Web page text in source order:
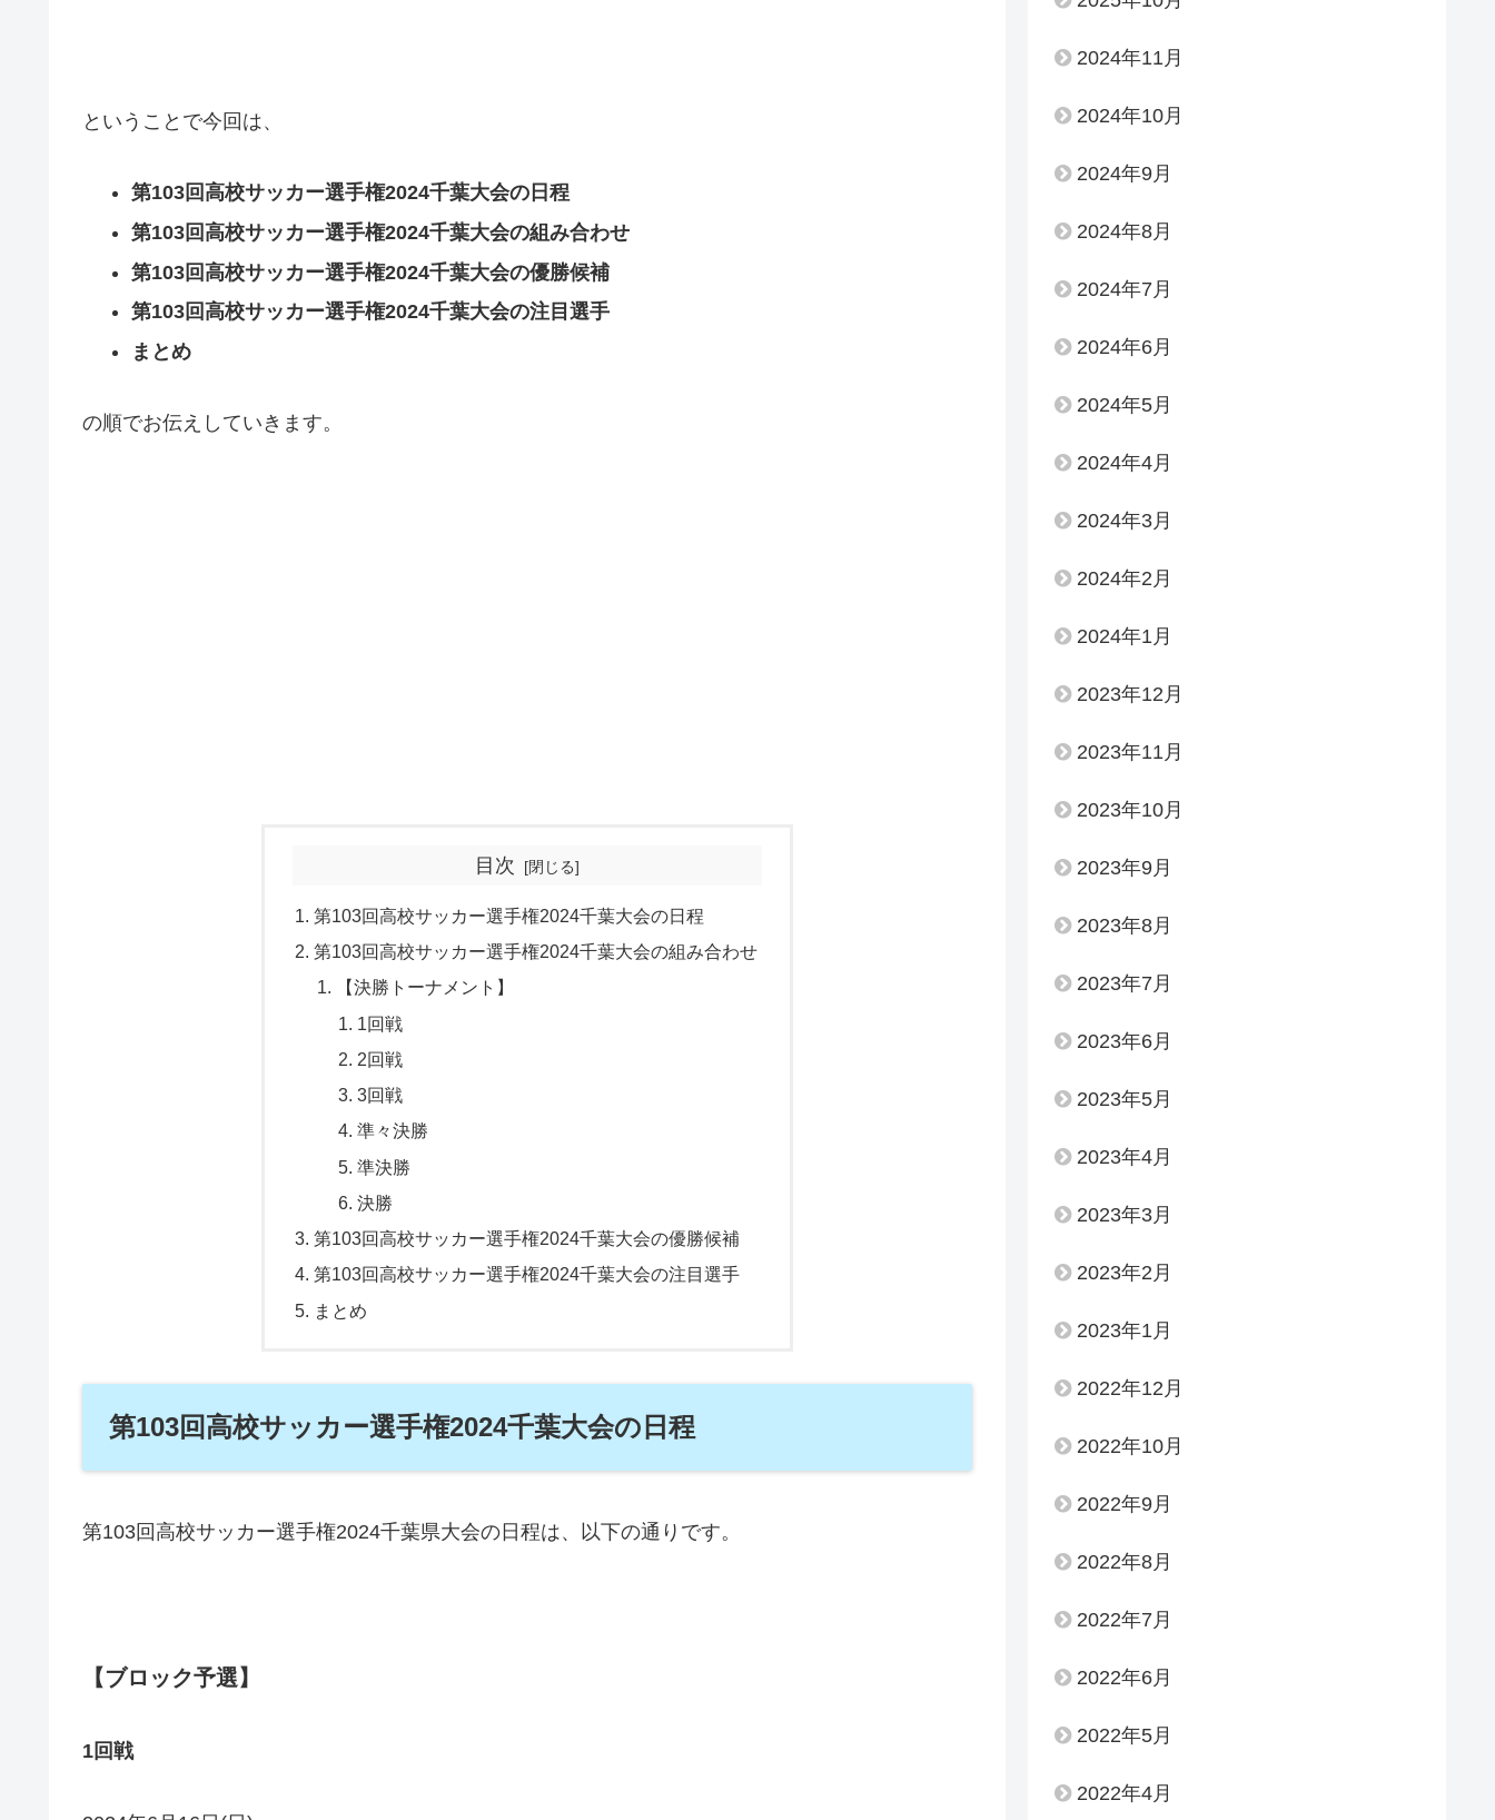
ということで今回は、
第103回高校サッカー選手権2024千葉大会の日程
第103回高校サッカー選手権2024千葉大会の組み合わせ
第103回高校サッカー選手権2024千葉大会の優勝候補
第103回高校サッカー選手権2024千葉大会の注目選手
まとめ
の順でお伝えしていきます。
目次
第103回高校サッカー選手権2024千葉大会の日程
第103回高校サッカー選手権2024千葉大会の組み合わせ
【決勝トーナメント】
1回戦
2回戦
3回戦
準々決勝
準決勝
決勝
第103回高校サッカー選手権2024千葉大会の優勝候補
第103回高校サッカー選手権2024千葉大会の注目選手
まとめ
第103回高校サッカー選手権2024千葉大会の日程
第103回高校サッカー選手権2024千葉県大会の日程は、以下の通りです。
【ブロック予選】
1回戦
2024年11月
2024年10月
2024年9月
2024年8月
2024年7月
2024年6月
2024年5月
2024年4月
2024年3月
2024年2月
2024年1月
2023年12月
2023年11月
2023年10月
2023年9月
2023年8月
2023年7月
2023年6月
2023年5月
2023年4月
2023年3月
2023年2月
2023年1月
2022年12月
2022年10月
2022年9月
2022年8月
2022年7月
2022年6月
2022年5月
2022年4月